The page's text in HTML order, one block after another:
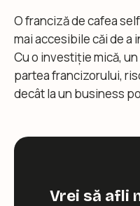
O franciză de cafea
mai accesibile căi de a
Cu o investiție mică,
partea francizorului,
decât la un business
Vrei să afli